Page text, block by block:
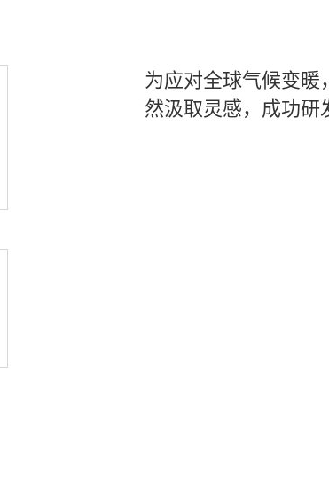
为应对全球气候变
然汲取灵感，成功研